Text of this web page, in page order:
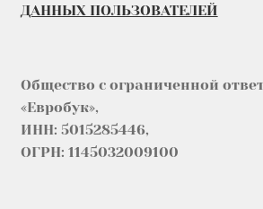
ДАННЫХ ПОЛЬЗОВАТЕЛЕЙ
Общество с ограниченной
«Евробук»,
ИНН: 5015285446,
ОГРН: 1145032009100